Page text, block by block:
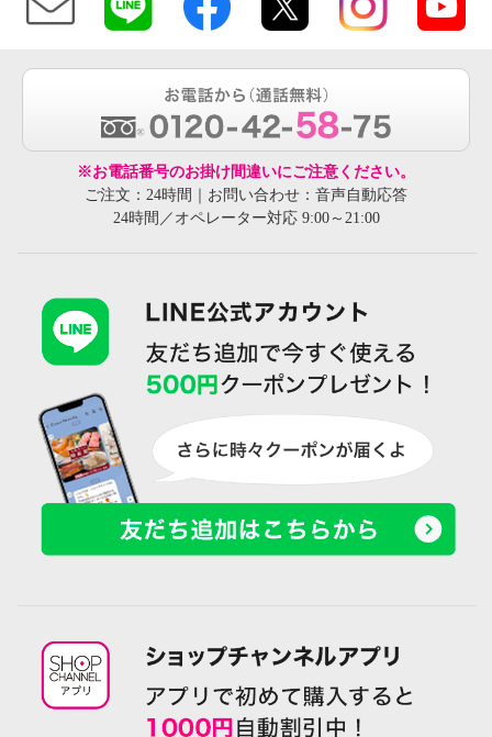
※お電話番号のお掛け間違いにご注意ください。
ご注文：24時間｜お問い合わせ：音声自動応答
24時間／オペレーター対応 9:00～21:00